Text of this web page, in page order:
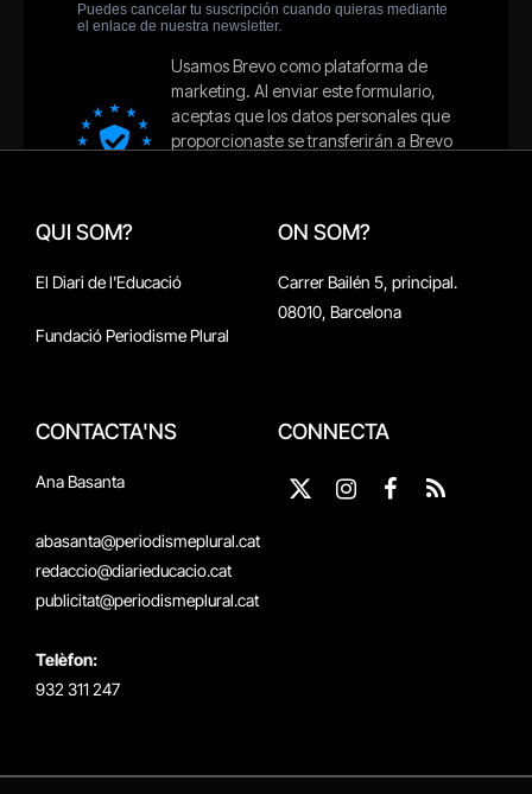
QUI SOM?
El Diari de l'Educació
Fundació Periodisme Plural
ON SOM?
Carrer Bailén 5, principal.
08010, Barcelona
CONTACTA'NS
Ana Basanta
abasanta@periodismeplural.cat
redaccio@diarieducacio.cat
publicitat@periodismeplural.cat
Telèfon:
932 311 247
CONNECTA
X
InstagramFacebook
RSS